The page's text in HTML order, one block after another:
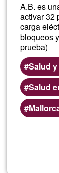
A.B. es
activar 32
carga
bloqueos
prueba)
Salud
Salud